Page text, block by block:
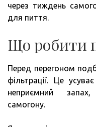
через тиждень
для пиття.
Що робити
Перед перегоном
фільтрації. Це
неприємний
самогону.